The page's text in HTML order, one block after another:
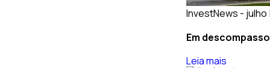
InvestNews - julho
Em
Leia mais